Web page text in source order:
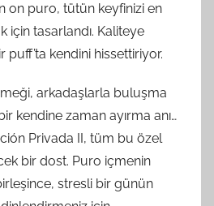
on puro, tütün keyfinizi en
için tasarlandı. Kaliteye
kendini hissettiriyor.
arkadaşlarla buluşma
kendine zaman ayırma anı…
Privada II, tüm bu özel
bir dost. Puro içmenin
stresli bir günün